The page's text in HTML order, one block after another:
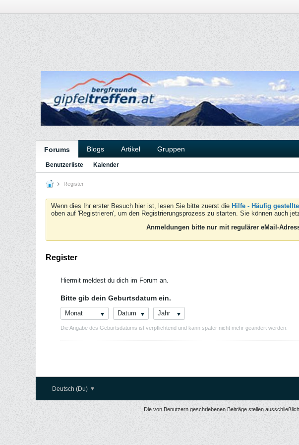
Forums Blogs Artikel Gruppen
Benutzerliste Kalender
Register
Wenn dies Ihr erster Besuch hier ist, lesen Sie bitte zuerst die Hilfe - Häufig
oben auf 'Registrieren', um den Registrierungsprozess zu starten. Sie können auch
Anmeldungen bitte nur mit regulärer eMail-
Register
Hiermit meldest du dich im Forum an.
Bitte gib dein Geburtsdatum ein.
Monat Datum Jahr
Die Angabe des Geburtsdatums ist verpflichtend und kann später nicht mehr geändert werden.
Deutsch (Du)
Die von Benutzern geschriebenen Beiträge stellen